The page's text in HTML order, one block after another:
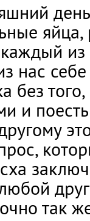
яйца,
из
нас
без
и
так